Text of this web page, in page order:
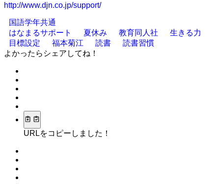
http://www.djn.co.jp/support/
国語学年共通
はなまるサポート
夏休み 教育同人社
生きる力
目標設定
福本菊江 読書
読書習慣
よかったらシェアしてね！
URLをコピーしました！